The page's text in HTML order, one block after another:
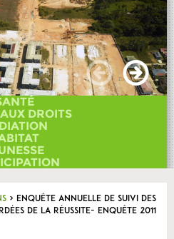
Liens
d'emploi
DROITS
> Enquête annuelle de suivi des
de la réussite- Enquête 2011